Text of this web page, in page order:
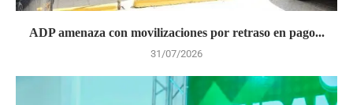
ADP amenaza con movilizaciones por retraso en pago...
31/07/2026